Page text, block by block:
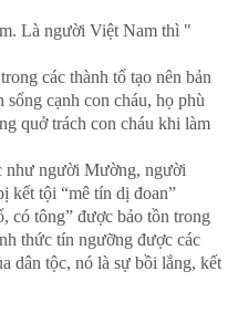
Là người Việt Nam thì "
các thành tố tạo nên bản
cạnh con cháu, họ phù
quở trách con cháu khi làm
như người Mường, người
kết tội “mê tín dị đoan”
có tông” được bảo tồn trong
thức tín ngưỡng được các
dân tộc, nó là sự bồi lắng, kết